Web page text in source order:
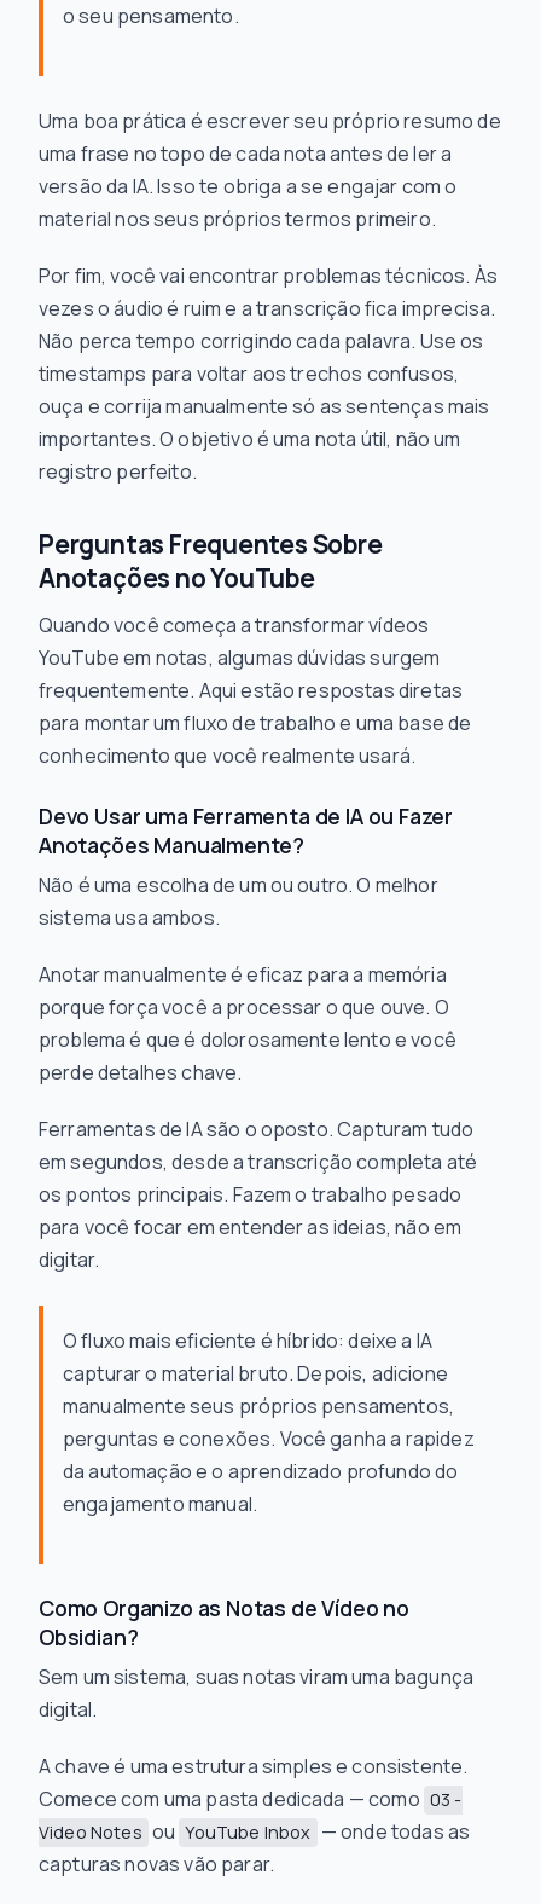
o seu pensamento.
Uma boa prática é escrever seu próprio resumo de
uma frase no topo de cada notaantesde ler a
versão da IA. Isso te obriga a se engajar com o
material nos seus próprios termos primeiro.
Por fim, você vai encontrar problemas técnicos. Às
vezes o áudio é ruim e a transcrição fica imprecisa.
Não perca tempo corrigindo cada palavra. Use os
timestamps para voltar aos trechos confusos,
ouça e corrija manualmente só as sentenças mais
importantes. O objetivo é uma nota útil, não um
registro perfeito.
Perguntas Frequentes Sobre
Anotações no YouTube
Quando você começa a transformar vídeos
YouTube em notas, algumas dúvidas surgem
frequentemente. Aqui estão respostas diretas
para montar um fluxo de trabalho e uma base de
conhecimento que você realmente usará.
Devo Usar uma Ferramenta de IA ou Fazer
Anotações Manualmente?
Não é uma escolha de um ou outro. O melhor
sistema usa ambos.
Anotar manualmente é eficaz para a memória
porque força você a processar o que ouve. O
problema é que é dolorosamente lento e você
perde detalhes chave.
Ferramentas de IA são o oposto. Capturam tudo
em segundos, desde a transcrição completa até
os pontos principais. Fazem o trabalho pesado
para você focar em entender as ideias, não em
digitar.
O fluxo mais eficiente é híbrido: deixe a IA
capturar o material bruto. Depois, adicione
manualmente seus próprios pensamentos,
perguntas e conexões. Você ganha a rapidez
da automação e o aprendizado profundo do
engajamento manual.
Como Organizo as Notas de Vídeo no
Obsidian?
Sem um sistema, suas notas viram uma bagunça
digital.
A chave é uma estrutura simples e consistente.
Comece com uma pasta dedicada — como 03 -
Video Notes ou YouTube Inbox — onde todas as
capturas novas vão parar.